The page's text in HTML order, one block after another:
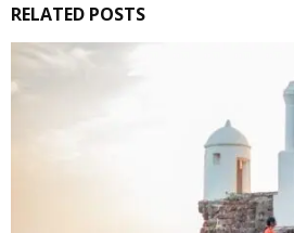
RELATED POSTS